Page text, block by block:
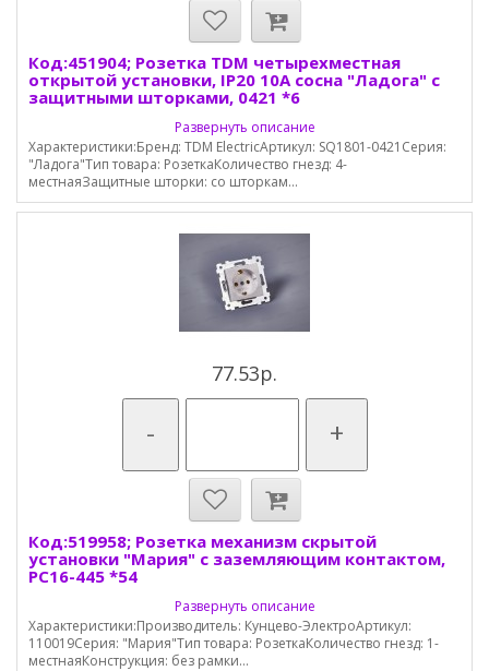
Код:451904; Розетка TDM четырехместная
открытой установки, IP20 10А сосна "Ладога" с
защитными шторками, 0421 *6
Развернуть описание
Характеристики:Бренд: TDM ElectricАртикул: SQ1801-0421Серия:
"Ладога"Тип товара: РозеткаКоличество гнезд: 4-
местнаяЗащитные шторки: со шторкам...
77.53р.
- +
Код:519958; Розетка механизм скрытой
установки "Мария" с заземляющим контактом,
РС16-445 *54
Развернуть описание
Характеристики:Производитель: Кунцево-ЭлектроАртикул:
110019Серия: "Мария"Тип товара: РозеткаКоличество гнезд: 1-
местнаяКонструкция: без рамки...